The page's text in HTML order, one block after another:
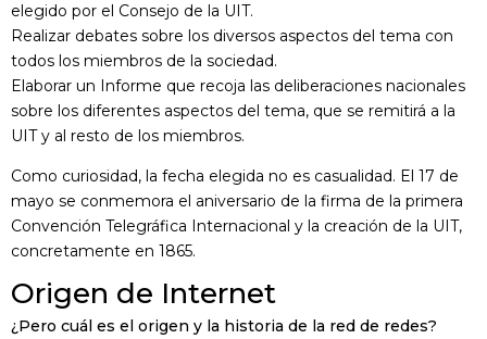
elegido por el Consejo de la UIT.
Realizar debates sobre los diversos aspectos del tema con
todos los miembros de la sociedad.
Elaborar un Informe que recoja las deliberaciones nacionales
sobre los diferentes aspectos del tema, que se remitirá a la
UIT y al resto de los miembros.
Como curiosidad, la fecha elegida no es casualidad. El 17 de
mayo se conmemora el aniversario de la firma de la primera
Convención Telegráfica Internacional y la creación de la UIT,
concretamente en 1865.
Origen de Internet
¿Pero cuál es el origen y la historia de la red de redes?